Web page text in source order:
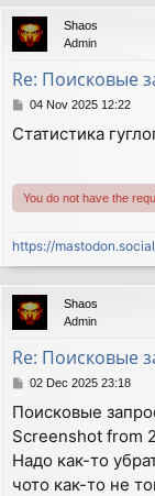
Shaos
Admin
Re: Поисковые
P
s
04 Nov 2025 12:22
Статистика
You do not have the
https://
Shaos
Admin
Re: Поисковые
P
s
t
02 Dec 2025 23:18
Поисковые
Screenshot from
Надо как-то
чото как-то не